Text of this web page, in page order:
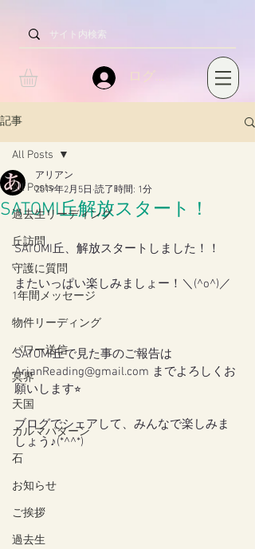
ログイン
記事
All Posts
過去生リーディング
丘訪問
守護に質問
1年間メッセージ
物件リーディング
パワー送信
冥界
天国
カルマパターン
石
お知らせ
ご挨拶
過去生
All Posts
SATOMI丘解放スタート！
アリアン
2019年2月5日 読了時間: 1分
SATOMI丘、解放スタートしました！！
またいっぱい楽しみましょー！＼(^o^)／
SATOMI丘で見た事のご報告は
ArianReading@gmail.com までよろしくお
願いします⭐︎
ブログでシェアして、みんなで楽しみま
しょう♪(*^^*)